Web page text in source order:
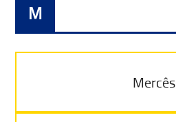
M
Mercês